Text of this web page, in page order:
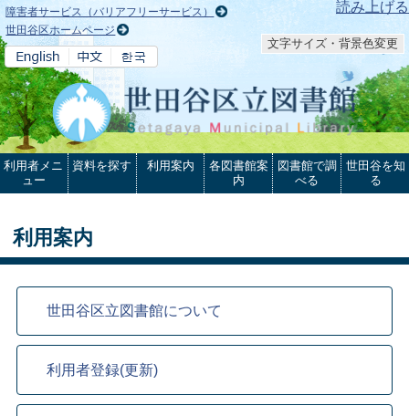
本文へ 読み上げる
障害者サービス（バリアフリーサービス）
世田谷区ホームページ
文字サイズ・背景色変更
利用者メニ
ュー
資料を探す 利用案内
各図書館案
内
図書館で調
べる
世田谷を知
る
利用案内
世田谷区立図書館について
利用者登録(更新)